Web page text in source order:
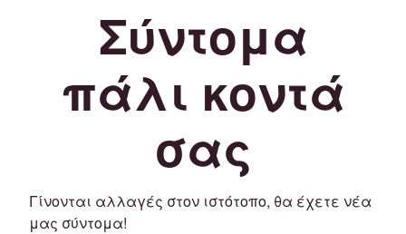
Σύντομα
πάλι κοντά
σας
Γίνονται αλλαγές στον ιστότοπο, θα έχετε νέα
μας σύντομα!